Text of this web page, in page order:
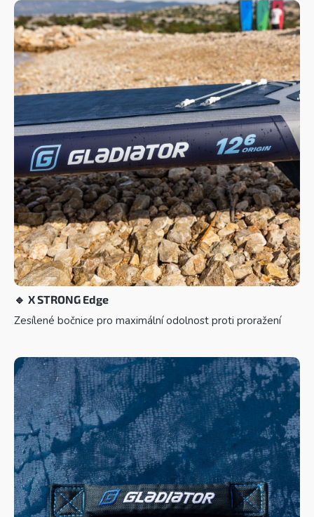
🔹 X STRONG Edge
Zesílené bočnice pro maximální odolnost proti proražení